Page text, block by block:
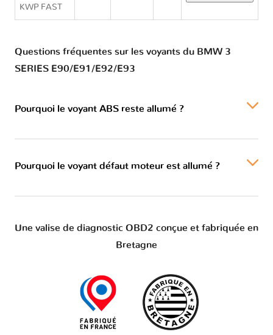
KWP FAST
Questions fréquentes sur les voyants du BMW 3
SERIES E90/E91/E92/E93
Pourquoi le voyant ABS reste allumé ?
Pourquoi le voyant défaut moteur est allumé ?
Une valise de diagnostic OBD2 conçue et fabriquée en
Bretagne